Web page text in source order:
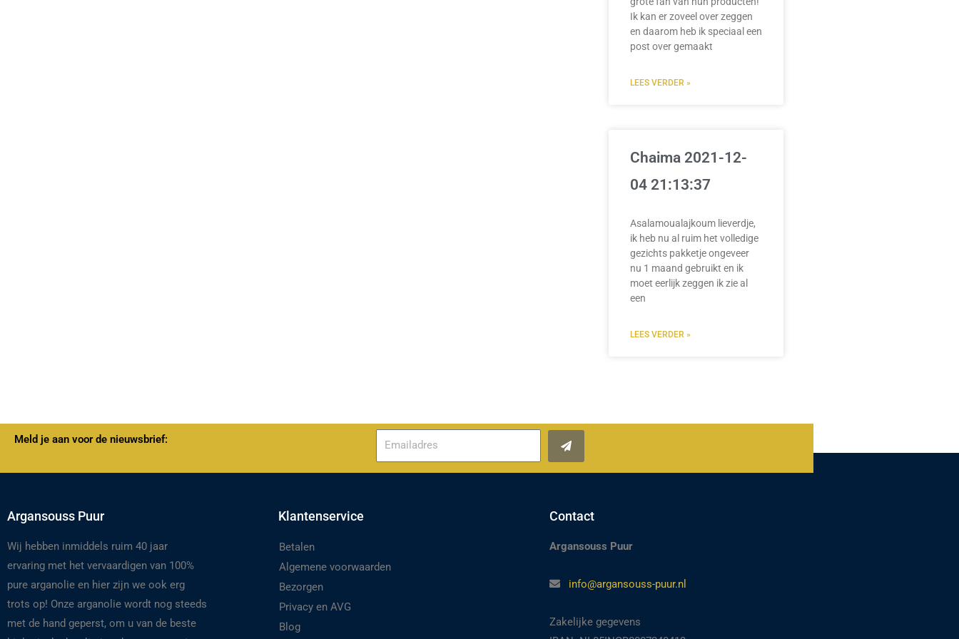
Ik kan er zoveel over zeggen
en daarom heb ik speciaal een
post over gemaakt
LEES VERDER »
Chaima 2021-12-
04 21:13:37
Asalamoualajkoum lieverdje,
ik heb nu al ruim het volledige
gezichts pakketje ongeveer
nu 1 maand gebruikt en ik
moet eerlijk zeggen ik zie al
een
LEES VERDER »
Meld je aan voor de nieuwsbrief: Verzenden
Argansouss Puur
Wij hebben inmiddels ruim 40 jaar
ervaring met het vervaardigen van 100%
pure arganolie en hier zijn we ook erg
trots op! Onze arganolie wordt nog steeds
met de hand geperst, om u van de beste
Klantenservice
Betalen
Algemene voorwaarden
Bezorgen
Privacy en AVG
Blog
Contact
Argansouss Puur
info@argansouss-puur.nl
Zakelijke gegevens